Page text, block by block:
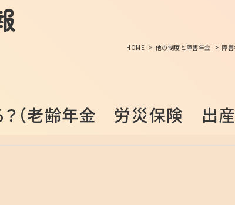
HOME 他の制度と障害年金 障
？（老齢年金 労災保険 出